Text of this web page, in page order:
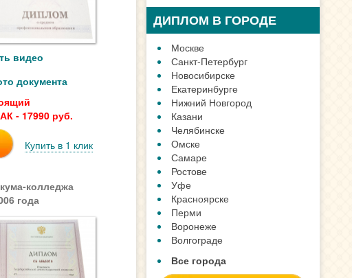
видео
документа
- 17990 руб.
Купить в 1 клик
колледжа
года
ДИПЛОМ В ГОРОДЕ
Москве
Санкт-Петербург
Новосибирске
Екатеринбурге
Нижний Новгород
Казани
Челябинске
Омске
Самаре
Ростове
Уфе
Красноярске
Перми
Воронеже
Волгограде
Все города